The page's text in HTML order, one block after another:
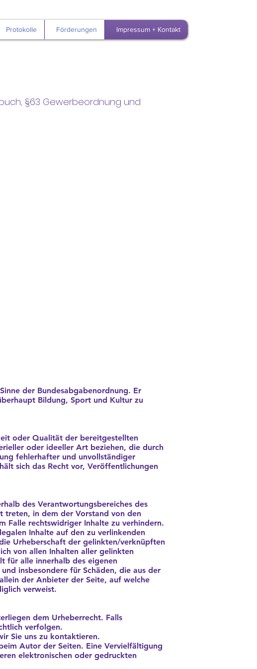
Protokolle Förderungen Impressum + Kontakt
§63 Gewerbeordnung und
der Bundesabgabenordnung. Er
Bildung, Sport und Kultur zu
oder Qualität der bereitgestellten
oder ideeller Art beziehen, die durch
fehlerhafter und unvollständiger
sich das Recht vor, Veröffentlichungen
des Verantwortungsbereiches des
treten, in dem der Vorstand von den
Falle rechtswidriger Inhalte zu verhindern.
Inhalte auf den zu verlinkenden
Urheberschaft der gelinkten/verknüpften
von allen Inhalten aller gelinkten
für alle innerhalb des eigenen
insbesondere für Schäden, die aus der
der Anbieter der Seite, auf welche
verweist.
dem Urheberrecht. Falls
verfolgen.
Sie uns zu kontaktieren.
Autor der Seiten. Eine Vervielfältigung
elektronischen oder gedruckten